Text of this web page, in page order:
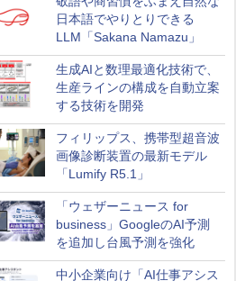
日本語でやりとりできる
LLM「Sakana Namazu」
生成AIと数理最適化技術で、
生産ラインの構成を自動立案
する技術を開発
フィリップス、携帯型超音波
画像診断装置の最新モデル
「Lumify R5.1」
「ウェザーニュース for
business」GoogleのAI予測
を追加し台風予測を強化
中小企業向け「AI仕事アシス